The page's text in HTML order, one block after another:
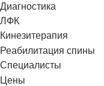
Диагностика
ЛФК
Кинезитерапия
Реабилитация спины
Специалисты
Цены